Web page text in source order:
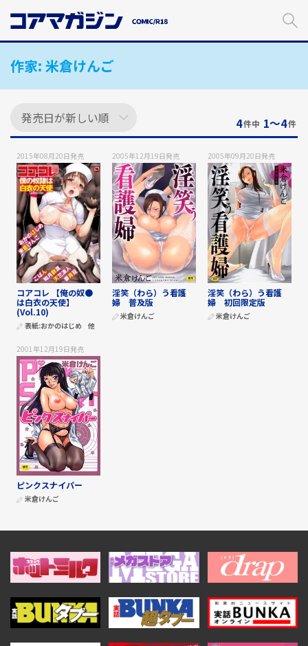
ン
作家: 米倉けんご
4件中 1〜4件
2015年08月20日発売
コアコレ 【俺の奴●
は白衣の天使】
(Vol.10)
表紙:おかのはじめ 他
2005年12月19日発売
淫笑（わら）う看護
婦 普及版
米倉けんご
2005年09月20日発売
淫笑（わら）う看護
婦 初回限定版
米倉けんご
2001年12月19日発売
ピンクスナイパー
米倉けんご